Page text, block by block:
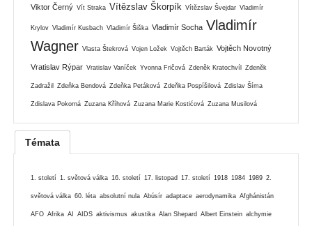
Viktor Černý Vít Straka Vítězslav Škorpík Vítězslav Švejdar Vladimír
Krylov Vladimír Kusbach Vladimír Šiška Vladimír Socha Vladimír
Wagner Vlasta Štekrová Vojen Ložek Vojtěch Barták Vojtěch Novotný
Vratislav Rýpar Vratislav Vaníček Yvonna Fričová Zdeněk Kratochvíl Zdeněk
Zadražil Zdeňka Bendová Zdeňka Petáková Zdeňka Pospíšilová Zdislav Šíma
Zdislava Pokorná Zuzana Kříhová Zuzana Marie Kostićová Zuzana Musilová
Témata
1. století 1. světová válka 16. století 17. listopad 17. století 1918 1984 1989 2.
světová válka 60. léta absolutní nula Abúsír adaptace aerodynamika Afghánistán
AFO Afrika AI AIDS aktivismus akustika Alan Shepard Albert Einstein alchymie